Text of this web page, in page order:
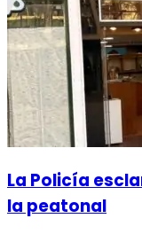
La Policía
la peatonal